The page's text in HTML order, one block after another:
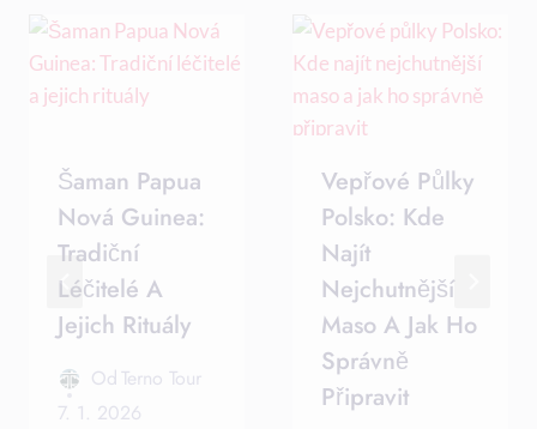
Šaman Papua
Nová Guinea:
Tradiční
Léčitelé A
Jejich Rituály
Od Terno Tour
7. 1. 2026
Vepřové Půlky
Polsko: Kde
Najít
Nejchutnější
Maso A Jak Ho
Správně
Připravit